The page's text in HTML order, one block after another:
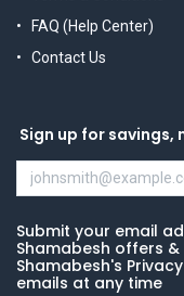
FAQ (Help Center)
Contact Us
Sign up for savings,
Submit your email
Shamabesh offers
Shamabesh's
emails at any time